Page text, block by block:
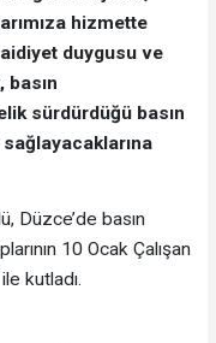
hizmette
duygusu ve
sürdürdüğü basın
Düzce’de basın
10 Ocak Çalışan
kutladı.